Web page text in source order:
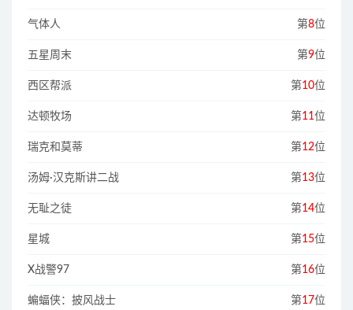
气体人 第8位
五星周末 第9位
西区帮派 第10位
达顿牧场 第11位
瑞克和莫蒂 第12位
汤姆·汉克斯讲二战 第13位
无耻之徒 第14位
星城 第15位
X战警97 第16位
蝙蝠侠：披风战士 第17位